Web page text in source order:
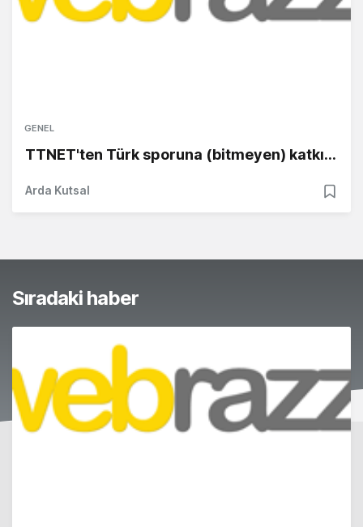
GENEL
TTNET'ten Türk sporuna (bitmeyen) katkı...
Arda Kutsal
Sıradaki haber